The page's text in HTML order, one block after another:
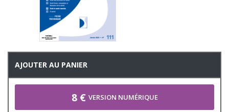
AJOUTER AU PANIER
8 € VERSION NUMÉRIQUE